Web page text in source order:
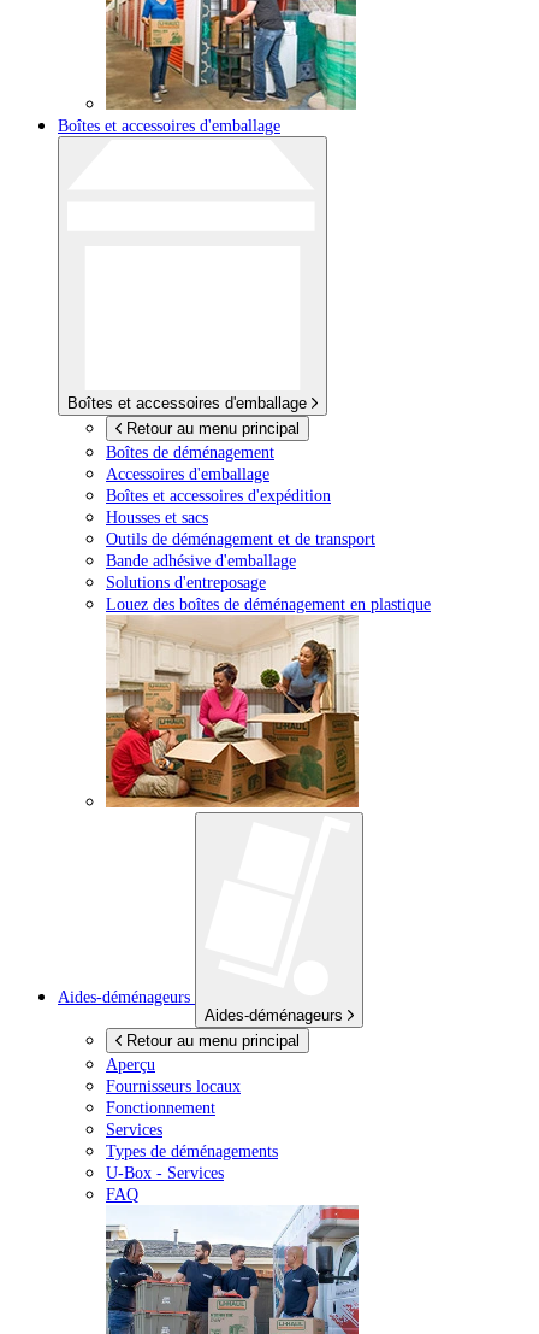
Boîtes et accessoires d'emballage
Boîtes et accessoires d'emballage
Retour au menu principal
Boîtes de déménagement
Accessoires d'emballage
Boîtes et accessoires d'expédition
Housses et sacs
Outils de déménagement et de transport
Bande adhésive d'emballage
Solutions d'entreposage
Louez des boîtes de déménagement en plastique
Aides-déménageurs
Aides-déménageurs
Retour au menu principal
Aperçu
Fournisseurs locaux
Fonctionnement
Services
Types de déménagements
U-Box - Services
FAQ